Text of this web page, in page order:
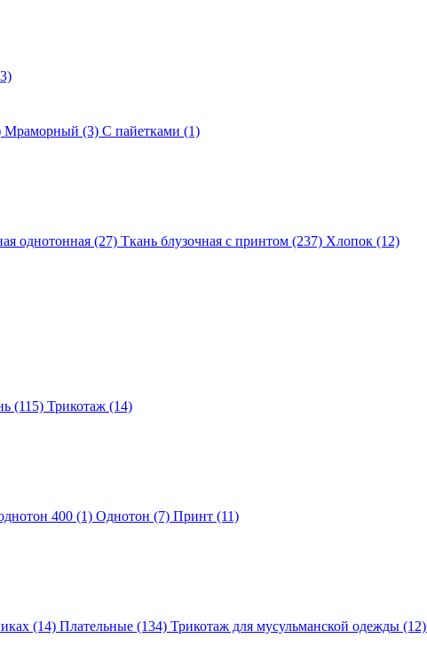
Мраморный (3) С пайетками (1)
однотонная (27) Ткань блузочная с принтом (237) Хлопок (12)
(115) Трикотаж (14)
400 (1) Однотон (7) Принт (11)
(14) Плательные (134) Трикотаж для мусульманской одежды (12)